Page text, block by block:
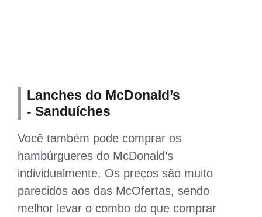
Lanches do McDonald’s
- Sanduíches
Você também pode comprar os
hambúrgueres do McDonald’s
individualmente. Os preços são muito
parecidos aos das McOfertas, sendo
melhor levar o combo do que comprar